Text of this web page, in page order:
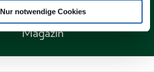
Nur notwendige Cookies
Magazin